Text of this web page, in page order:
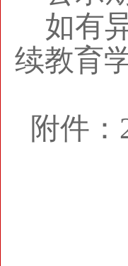
如有
续教育
附件：